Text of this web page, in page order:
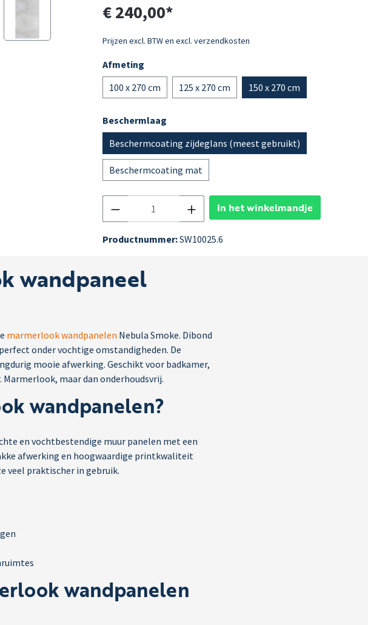
€ 240,00*
Prijzen excl. BTW en excl. verzendkosten
Afmeting
100 x 270 cm
125 x 270 cm 150 x 270 cm
Beschermlaag
Beschermcoating zijdeglans (meest gebruikt)
Beschermcoating mat
In het winkelmandje
Productnummer:SW10025.6
wandpaneel
marmerlook wandpanelen Nebula Smoke. Dibond
onder vochtige omstandigheden. De
mooie afwerking. Geschikt voor badkamer,
maar dan onderhoudsvrij.
wandpanelen?
en vochtbestendige muur panelen met een
afwerking en hoogwaardige printkwaliteit
veel praktischer in gebruik.
wandpanelen